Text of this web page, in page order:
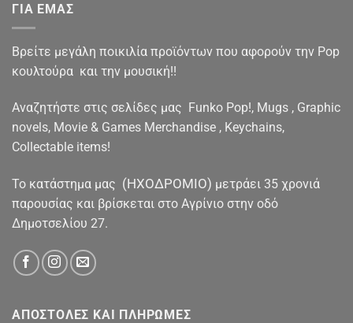
ΓΙΑ ΕΜΑΣ
Βρείτε μεγάλη ποικιλία προϊόντων που αφορούν την Pop
κουλτούρα και την μουσική!!
Αναζητήστε στις σελίδες μας Funko Pop!, Mugs , Graphic
novels, Movie & Games Merchandise , Keychains,
Collectable items!
To κατάστημα μας (ΗΧΟΔΡΟΜΙΟ) μετράει 35 χρονιά
παρουσίας και βρίσκεται στο Αγρίνιο στην οδό
Δημοτσελίου 27.
ΑΠΟΣΤΟΛΕΣ ΚΑΙ ΠΛΗΡΩΜΕΣ